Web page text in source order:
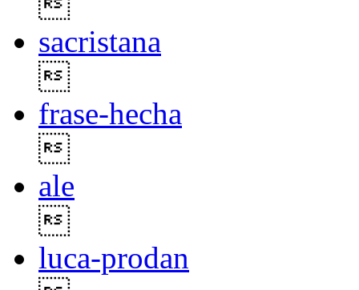
sacristana
frase-hecha
ale
luca-prodan